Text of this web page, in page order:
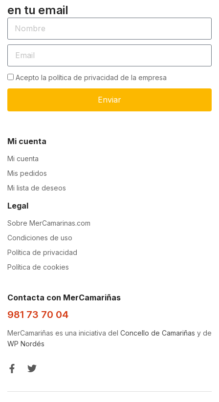
en tu email
Acepto la política de privacidad de la empresa
Enviar
Mi cuenta
Mi cuenta
Mis pedidos
Mi lista de deseos
Legal
Sobre MerCamarinas.com
Condiciones de uso
Política de privacidad
Política de cookies
Contacta con MerCamariñas
981 73 70 04
MerCamariñas es una iniciativa del Concello de Camariñas y de
WP Nordés